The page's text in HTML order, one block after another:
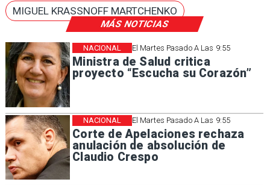
MÁS NOTICIAS
El Martes Pasado A Las 9:55
Ministra de Salud critica
proyecto “Escucha su Corazón”
NACIONAL
El Martes Pasado A Las 9:55
Corte de Apelaciones rechaza
anulación de absolución de
Claudio Crespo
NACIONAL
MIGUEL KRASSNOFF MARTCHENKO